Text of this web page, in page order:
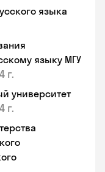
языка
языку МГУ
г.
университет
г.